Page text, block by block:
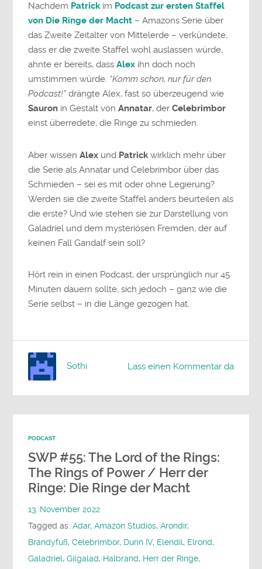
Nachdem Patrick im Podcast zur ersten Staffel
von Die Ringe der Macht – Amazons Serie über
das Zweite Zeitalter von Mittelerde – verkündete,
dass er die zweite Staffel wohl auslassen würde,
ahnte er bereits, dassAlex ihn doch noch
umstimmen würde. “Komm schon, nur für den
Podcast!” drängte Alex, fast so überzeugend wie
Sauron in Gestalt vonAnnatar, derCelebrimbor
einst überredete, die Ringe zu schmieden.
Aber wissenAlex und Patrickwirklich mehr über
die Serie als Annatar und Celebrimbor über das
Schmieden – sei es mit oder ohne Legierung?
Werden sie die zweite Staffel anders beurteilen als
die erste? Und wie stehen sie zur Darstellung von
Galadriel und dem mysteriösen Fremden, der auf
keinen Fall Gandalf sein soll?
Hört rein in einen Podcast, der ursprünglich nur 45
Minuten dauern sollte, sich jedoch – ganz wie die
Serie selbst – in die Länge gezogen hat.
Lass einen Kommentar da
Sothi
PODCAST
SWP #55: The Lord of the Rings:
The Rings of Power / Herr der
Ringe: Die Ringe der Macht
13. November 2022
Tagged as:Adar,Amazon Studios,Arondir,
Brandyfuß,Celebrimbor, Durin IV, Elendil, Elrond,
Galadriel,Gilgalad, Halbrand, Herr der Ringe,